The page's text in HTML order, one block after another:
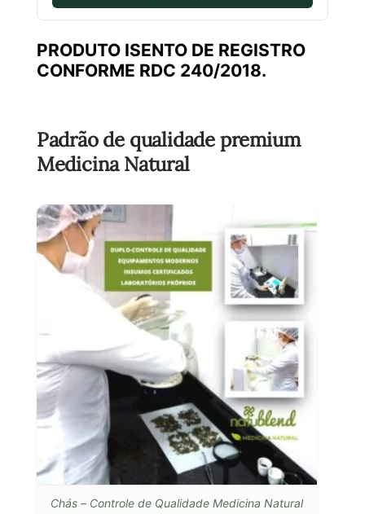
PRODUTO ISENTO DE REGISTRO
CONFORME RDC 240/2018.
Padrão de qualidade premium
Medicina Natural
Chás – Controle de Qualidade Medicina Natural